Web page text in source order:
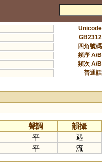
Unicode
GB2312
四角號碼
頻序 A/B
頻次 A/B
普通話
聲調 韻攝
平 遇
平 流